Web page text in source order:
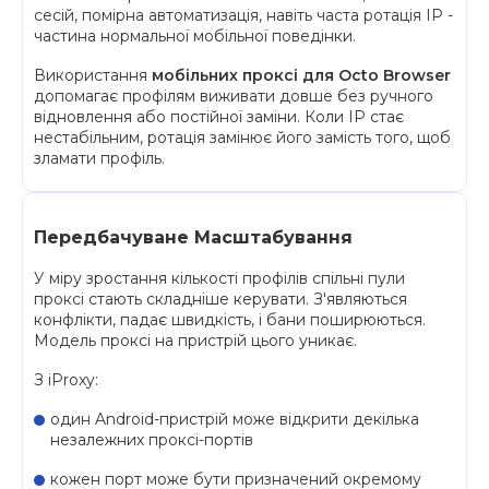
сесій, помірна автоматизація, навіть часта ротація IP -
частина нормальної мобільної поведінки.
Використання мобільних проксі для Octo Browser
допомагає профілям виживати довше без ручного
відновлення або постійної заміни. Коли IP стає
нестабільним, ротація замінює його замість того, щоб
зламати профіль.
Передбачуване Масштабування
У міру зростання кількості профілів спільні пули
проксі стають складніше керувати. З'являються
конфлікти, падає швидкість, і бани поширюються.
Модель проксі на пристрій цього уникає.
З iProxy:
один Android-пристрій може відкрити декілька
незалежних проксі-портів
кожен порт може бути призначений окремому